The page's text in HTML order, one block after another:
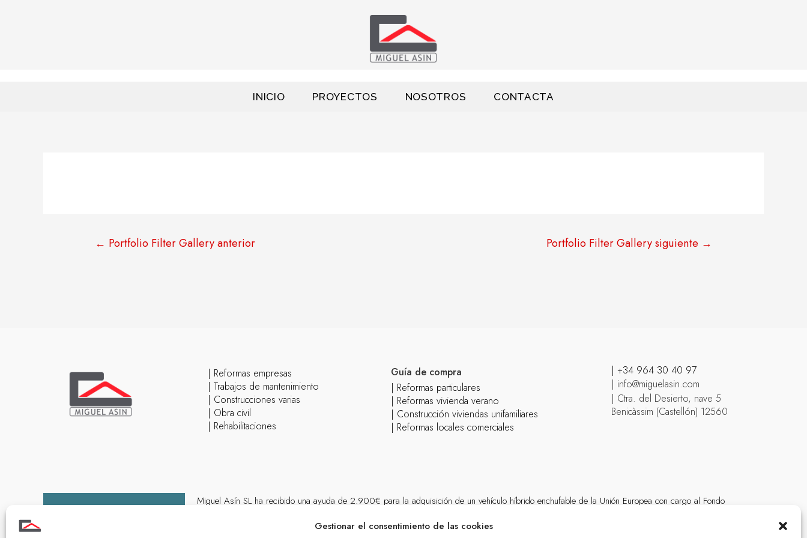
Gestionar el consentimiento de las cookies
INICIO PROYECTOS NOSOTROS CONTACTA
← Portfolio Filter Gallery anterior Portfolio Filter Gallery siguiente →
| Reformas empresas
| Trabajos de mantenimiento
| Construcciones varias
| Obra civil
| Rehabilitaciones
Guía de compra
| Reformas particulares
| Reformas vivienda verano
| Construcción viviendas unifamiliares
| Reformas locales comerciales
| +34 964 30 40 97
| info@miguelasin.com
| Ctra. del Desierto, nave 5
Benicàssim (Castellón) 12560
Miguel Asín SL ha recibido una ayuda de 2.900€ para la adquisición de un vehículo híbrido enchufable de la Unión Europea con cargo al Fondo
combustible dentro del Programa de incentivos a la movilidad eficiente y sostenible Programa MOVES III Vehículos Comunitat Valenciana del Ministerio para